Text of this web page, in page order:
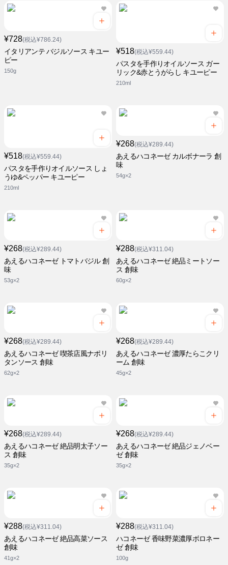
¥728(税込¥786.24)
イタリアンテ バジルソース キユー
ピー
150g
¥518(税込¥559.44)
パスタを手作りオイルソース ガー
リック&赤とうがらし キユーピー
210ml
¥518(税込¥559.44)
パスタを手作りオイルソース しょ
うゆ&ペッパー キユーピー
210ml
¥268(税込¥289.44)
あえるハコネーゼ カルボナーラ 創
味
54g×2
¥268(税込¥289.44)
あえるハコネーゼ トマトバジル 創
味
53g×2
¥288(税込¥311.04)
あえるハコネーゼ 絶品ミートソー
ス 創味
60g×2
¥268(税込¥289.44)
あえるハコネーゼ 喫茶店風ナポリ
タンソース 創味
62g×2
¥268(税込¥289.44)
あえるハコネーゼ 濃厚たらこクリ
ーム 創味
45g×2
¥268(税込¥289.44)
あえるハコネーゼ 絶品明太子ソー
ス 創味
35g×2
¥268(税込¥289.44)
あえるハコネーゼ 絶品ジェノベー
ゼ 創味
35g×2
¥288(税込¥311.04)
あえるハコネーゼ 絶品高菜ソース
創味
41g×2
¥288(税込¥311.04)
ハコネーゼ 香味野菜濃厚ボロネー
ゼ 創味
100g